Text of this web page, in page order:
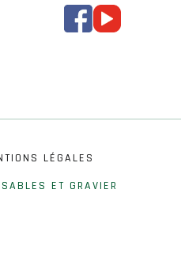
LÉGALES
ET GRAVIER